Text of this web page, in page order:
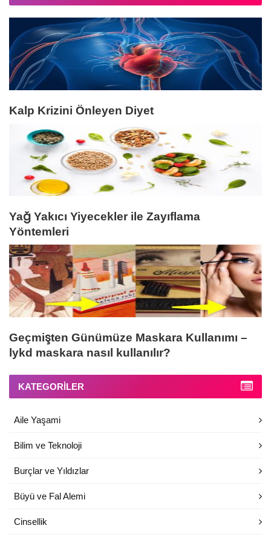
Kalp Krizini Önleyen Diyet
Yağ Yakıcı Yiyecekler ile Zayıflama
Yöntemleri
Geçmişten Günümüze Maskara Kullanımı –
lykd maskara nasıl kullanılır?
KATEGORILER
Aile Yaşami
Bilim ve Teknoloji
Burçlar ve Yıldızlar
Büyü ve Fal Alemi
Cinsellik